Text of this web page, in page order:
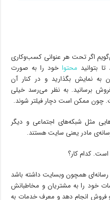
اگر تحت هر عنوانی کسب‌و‌کاری
بتوانید محتواخود را به صورت
به نمایش بگذارید و در کنار آن
برسانید. به نظر می‌رسد خیلی
چون ممکن است دچار فیلتر شوند.
مثل شبکه‌های اجتماعی و دیگر
مادر یعنی سایت هستند.
کدام کار؟
همچون وبسایت داشته باشد
خود را به مشتریان و مخاطبانش
فروش انجام دهد و معرف خدمات به